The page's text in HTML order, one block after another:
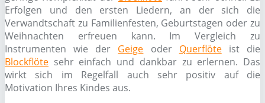
Erfolgen und den ersten Liedern, an der sich die
Verwandtschaft zu Familienfesten, Geburtstagen oder zu
Weihnachten erfreuen kann. Im Vergleich zu
Instrumenten wie der Geige oder Querflöteist die
Blockflöte sehr einfach und dankbar zu erlernen. Das
wirkt sich im Regelfall auch sehr positiv auf die
Motivation Ihres Kindes aus.